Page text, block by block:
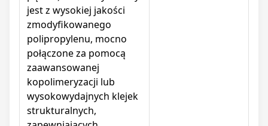
jest z wysokiej jakości
zmodyfikowanego
polipropylenu, mocno
połączone za pomocą
zaawansowanej
kopolimeryzacji lub
wysokowydajnych klejek
strukturalnych,